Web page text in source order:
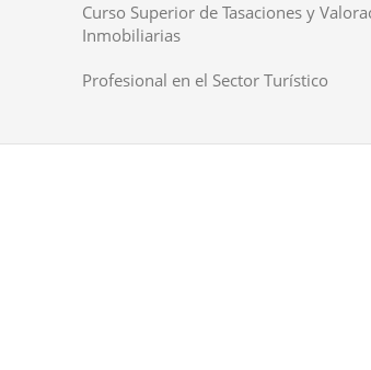
Curso Superior de Tasaciones y
Inmobiliarias
Profesional en el Sector Turístico